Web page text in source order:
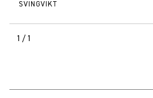
SVINGVIKT
1/1